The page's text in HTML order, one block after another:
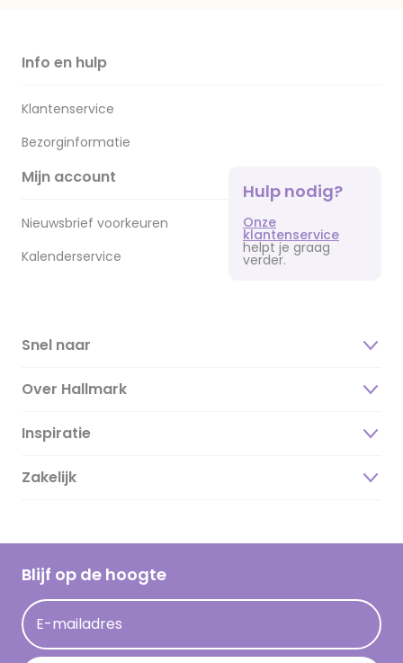
Info en hulp
Klantenservice
Bezorginformatie
Mijn account
Nieuwsbrief voorkeuren
Kalenderservice
Hulp nodig?
Onze
klantenservice
helpt je graag
verder.
Snel naar
Over Hallmark
Over ons
Duurzaamheid
Hallmark Kaartclub
Acties
Persberichten
Inspiratie
Magazine
Cadeau inspiratie
Kaartinspiratie
Zakelijk
Blijf op de hoogte
E-mailadres